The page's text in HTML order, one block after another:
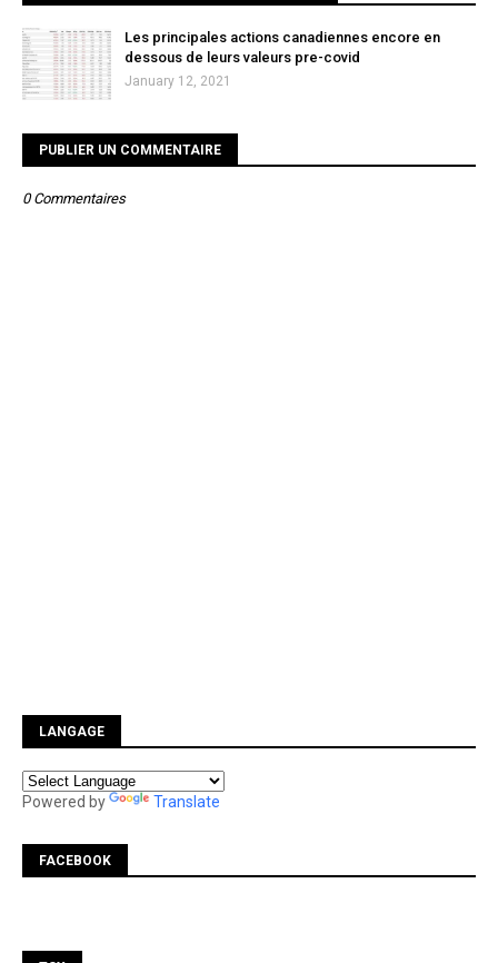
Les principales actions canadiennes encore en
dessous de leurs valeurs pre-covid
January 12, 2021
PUBLIER UN COMMENTAIRE
0 Commentaires
LANGAGE
Powered by Translate
FACEBOOK